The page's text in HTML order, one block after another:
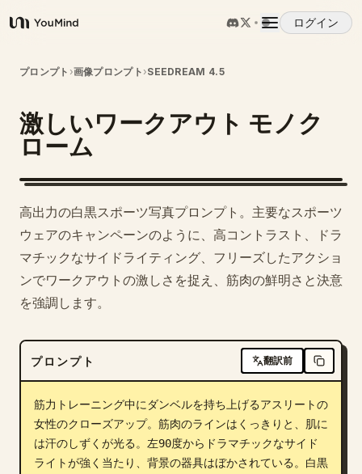
YouMind
ログイン
概要
ユースケース
スキル
プロンプト
料金
ブログ
更新情報
プロンプト ›画像プロンプト ›SEEDREAM 4.5
激しいワークアウト モノク
ローム
高出力の白黒スポーツ写真プロンプト。主要なスポーツ
ウェアのキャンペーンのように、高コントラスト、ドラ
マチックなサイドライティング、フリーズしたアクショ
ンでワークアウトの激しさを捉え、筋肉の鮮明さと決意
を強調します。
プロンプト 翻訳前
筋力トレーニング中にダンベルを持ち上げるアスリートの
女性のクローズアップ。筋肉のラインはくっきりと、肌に
は汗のしずくが光る。左90度からドラマチックなサイド
ライトが強く当たり、背景の器具はぼかされている。白黒